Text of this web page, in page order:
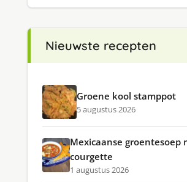
Nieuwste recepten
Groene kool stamppot
5 augustus 2026
Mexicaanse groentesoep
courgette
1 augustus 2026